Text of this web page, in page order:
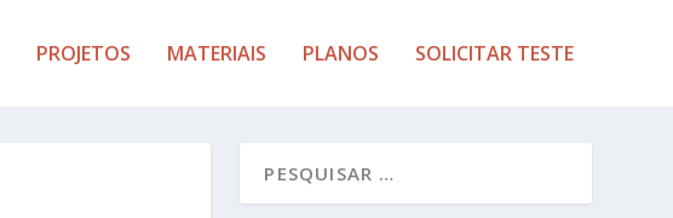
PROJETOS MATERIAIS PLANOS SOLICITAR TESTE